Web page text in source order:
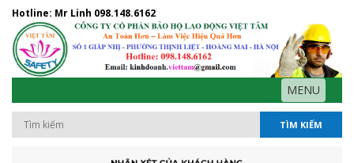
Hotline: Mr Linh 098.148.6162
MENU
TÌM KIẾM